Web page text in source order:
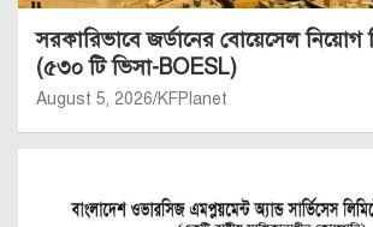
সরকারিভাবে জর্ডানের বোয়েসেল নিয়োগ
(৫৩০ টি ভিসা-BOESL)
August 5, 2026 KFPlanet